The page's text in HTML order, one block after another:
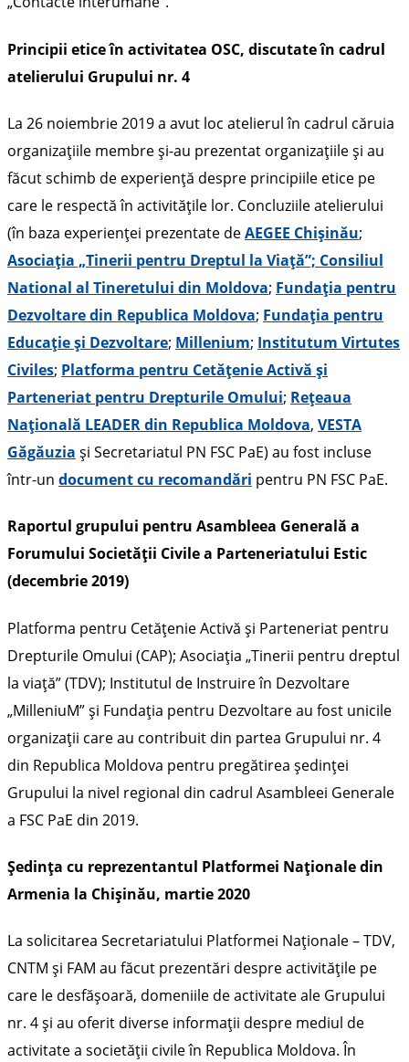
Principii etice în activitatea OSC, discutate în cadrul
atelierului Grupului nr. 4
La 26 noiembrie 2019 a avut loc atelierul în cadrul căruia
organizațiile membre și-au prezentat organizațiile și au
făcut schimb de experiență despre principiile etice pe
care le respectă în activitățile lor. Concluziile atelierului
(în baza experienței prezentate deAEGEE Chișinău;
Asociația „Tinerii pentru Dreptul la Viață”; Consiliul
National al Tineretului din Moldova; Fundația pentru
Dezvoltare din Republica Moldova; Fundația pentru
Educație și Dezvoltare; Millenium; Institutum Virtutes
Civiles; Platforma pentru Cetățenie Activă și
Parteneriat pentru Drepturile Omului; Rețeaua
Națională LEADER din Republica Moldova, VESTA
Găgăuzia și Secretariatul PN FSC PaE) au fost incluse
într-un document cu recomandări pentru PN FSC PaE.
Raportul grupului pentru Asambleea Generală a
Forumului Societății Civile a Parteneriatului Estic
(decembrie 2019)
Platforma pentru Cetățenie Activă și Parteneriat pentru
Drepturile Omului (CAP); Asociația „Tinerii pentru dreptul
la viață” (TDV); Institutul de Instruire în Dezvoltare
„MilleniuM” și Fundația pentru Dezvoltare au fost unicile
organizații care au contribuit din partea Grupului nr. 4
din Republica Moldova pentru pregătirea ședinței
Grupului la nivel regional din cadrul Asambleei Generale
a FSC PaE din 2019.
Ședința cu reprezentantul Platformei Naționale din
Armenia la Chișinău, martie 2020
La solicitarea Secretariatului Platformei Naționale – TDV,
CNTM și FAM au făcut prezentări despre activitățile pe
care le desfășoară, domeniile de activitate ale Grupului
nr. 4 și au oferit diverse informații despre mediul de
activitate a societății civile în Republica Moldova. În